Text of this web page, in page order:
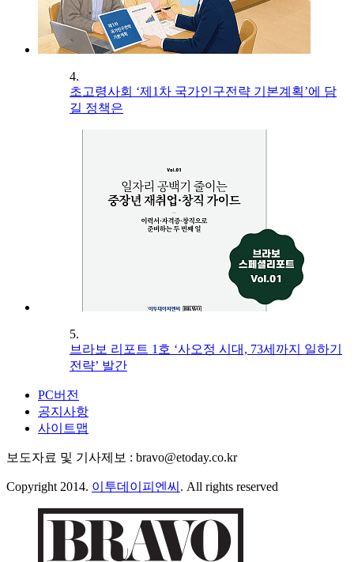
4.
초고령사회 ‘제1차 국가인구전략 기본계획’에 담
길 정책은
5.
브라보 리포트 1호 ‘사오정 시대, 73세까지 일하기
전략’ 발간
PC버전
공지사항
사이트맵
보도자료 및 기사제보 : bravo@etoday.co.kr
Copyright 2014. 이투데이피엔씨 . All rights reserved